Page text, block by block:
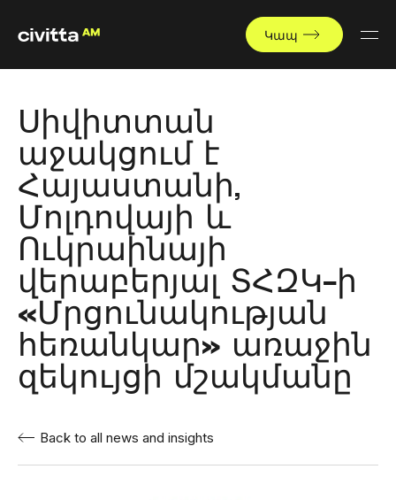
Կապ
Սիվիտտան
աջակցում է
Հայաստանի,
Մոլդովայի և
Ուկրաինայի
վերաբերյալ ՏՀԶԿ-ի
«Մրցունակության
հեռանկար» առաջին
զեկույցի մշակմանը
Back to all news and insights